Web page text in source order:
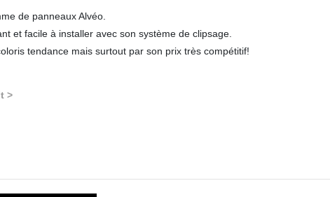
de panneaux Alvéo.
et facile à installer avec son système de clipsage.
tendance mais surtout par son prix très compétitif!
>